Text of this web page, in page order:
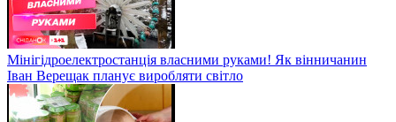
Мінігідроелектростанція власними руками! Як вінничанин
Іван Верещак планує виробляти світло